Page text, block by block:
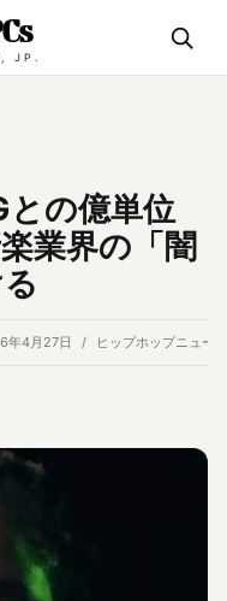
JP.
の億単位
業界の「闇
年4月27日 ヒップホップニュース